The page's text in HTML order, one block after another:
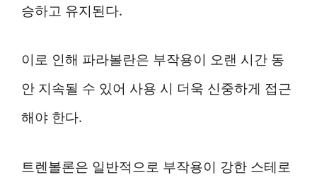
승하고 유지된다.
이로 인해 파라볼란은 부작용이 오랜 시간 동
안 지속될 수 있어 사용 시 더욱 신중하게 접근
해야 한다.
트렌볼론은 일반적으로 부작용이 강한 스테로